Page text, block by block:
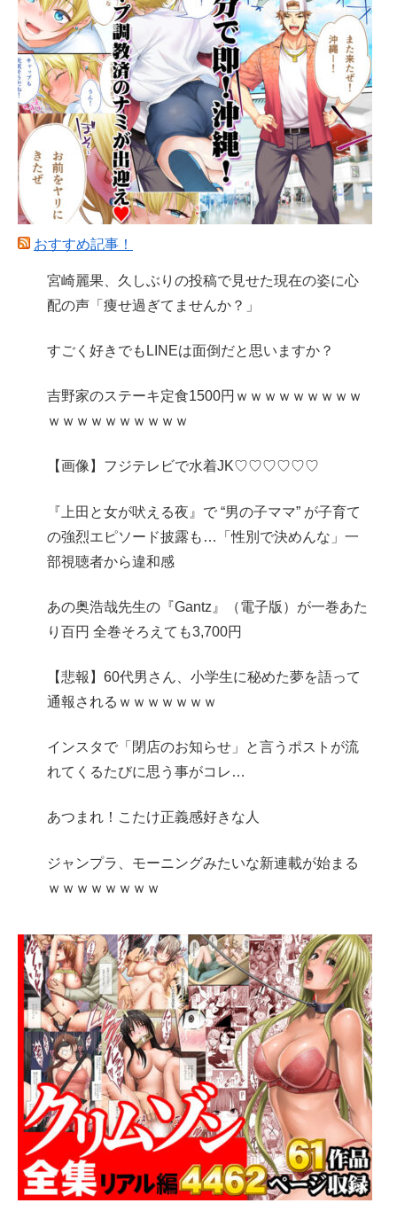
おすすめ記事！
宮崎麗果、久しぶりの投稿で見せた現在の姿に心
配の声「痩せ過ぎてませんか？」
すごく好きでもLINEは面倒だと思いますか？
吉野家のステーキ定食1500円ｗｗｗｗｗｗｗｗｗ
ｗｗｗｗｗｗｗｗｗｗ
【画像】フジテレビで水着JK♡♡♡♡♡♡
『上田と女が吠える夜』で “男の子ママ” が子育て
の強烈エピソード披露も…「性別で決めんな」一
部視聴者から違和感
あの奥浩哉先生の『Gantz』（電子版）が一巻あた
り百円 全巻そろえても3,700円
【悲報】60代男さん、小学生に秘めた夢を語って
通報されるｗｗｗｗｗｗｗ
インスタで「閉店のお知らせ」と言うポストが流
れてくるたびに思う事がコレ…
あつまれ！こたけ正義感好きな人
ジャンプラ、モーニングみたいな新連載が始まる
ｗｗｗｗｗｗｗｗ